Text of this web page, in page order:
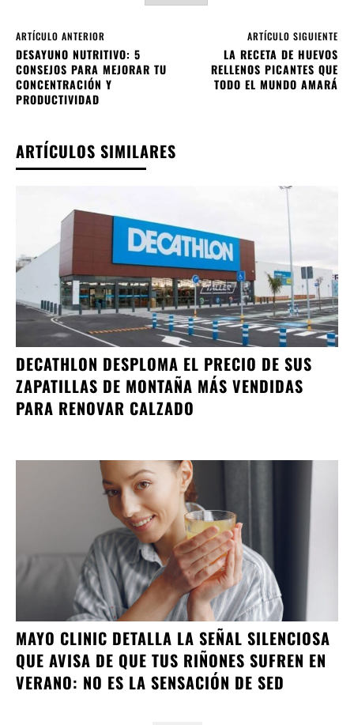
ARTÍCULO ANTERIOR
DESAYUNO NUTRITIVO: 5
CONSEJOS PARA MEJORAR TU
CONCENTRACIÓN Y
PRODUCTIVIDAD
ARTÍCULO SIGUIENTE
LA RECETA DE HUEVOS
RELLENOS PICANTES QUE
TODO EL MUNDO AMARÁ
ARTÍCULOS SIMILARES
DECATHLON DESPLOMA EL PRECIO DE SUS
ZAPATILLAS DE MONTAÑA MÁS VENDIDAS
PARA RENOVAR CALZADO
MAYO CLINIC DETALLA LA SEÑAL SILENCIOSA
QUE AVISA DE QUE TUS RIÑONES SUFREN EN
VERANO: NO ES LA SENSACIÓN DE SED